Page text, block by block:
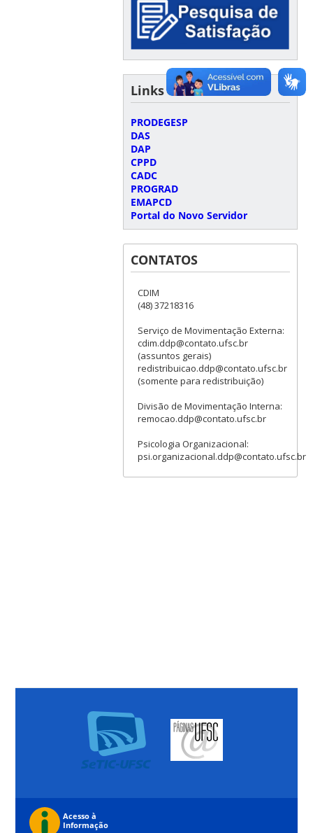
Links úteis
PRODEGESP
DAS
DAP
CPPD
CADC
PROGRAD
EMAPCD
Portal do Novo Servidor
CONTATOS
CDIM
(48) 37218316
Serviço de Movimentação Externa:
cdim.ddp@contato.ufsc.br
(assuntos gerais)
redistribuicao.ddp@contato.ufsc.br
(somente para redistribuição)
Divisão de Movimentação Interna:
remocao.ddp@contato.ufsc.br
Psicologia Organizacional:
psi.organizacional.ddp@contato.ufsc.br